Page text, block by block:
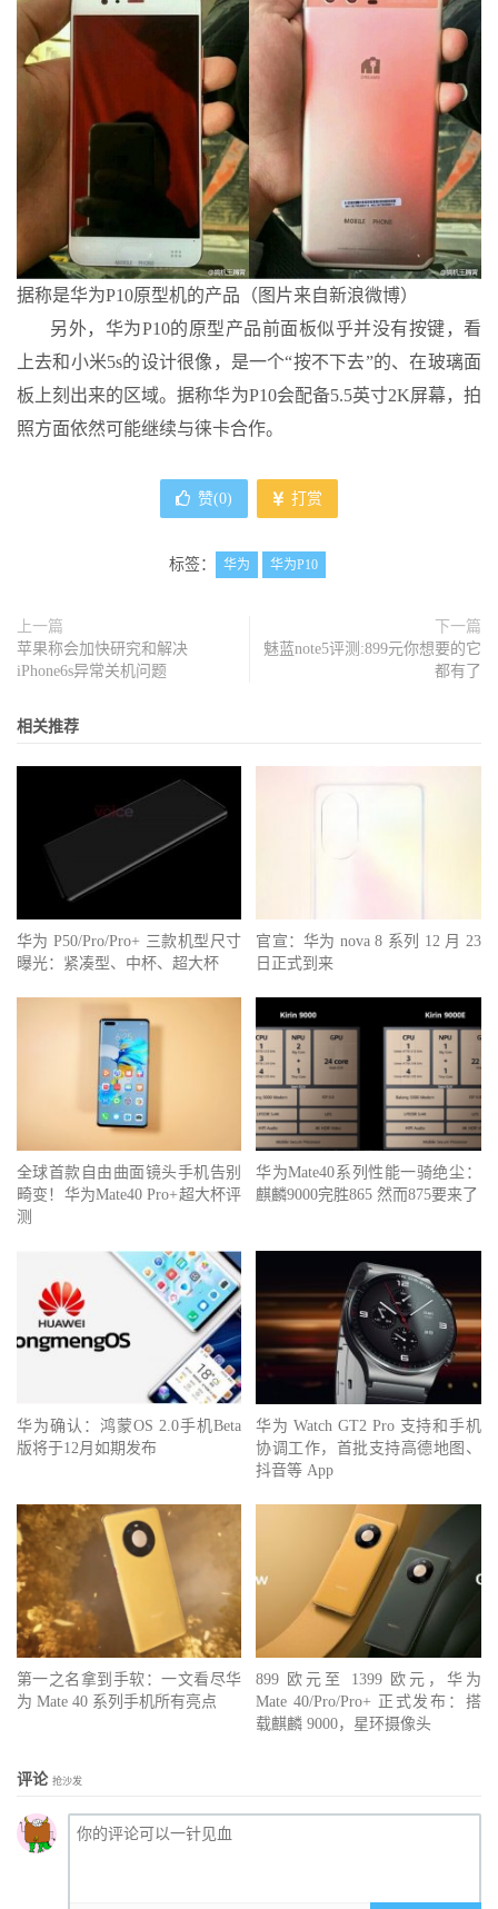
据称是华为P10原型机的产品（图片来自新浪微博）
另外，华为P10的原型产品前面板似乎并没有按键，看
上去和小米5s的设计很像，是一个“按不下去”的、在玻璃面
板上刻出来的区域。据称华为P10会配备5.5英寸2K屏幕，拍
照方面依然可能继续与徕卡合作。
赞(0) 打赏
标签： 华为 华为P10
上一篇
苹果称会加快研究和解决
iPhone6s异常关机问题
下一篇
魅蓝note5评测:899元你想要的它
都有了
相关推荐
华为 P50/Pro/Pro+ 三款机型尺寸
曝光：紧凑型、中杯、超大杯
官宣：华为 nova 8 系列 12 月 23
日正式到来
全球首款自由曲面镜头手机告别
畸变！华为Mate40 Pro+超大杯评
测
华为Mate40系列性能一骑绝尘：
麒麟9000完胜865 然而875要来了
华为确认：鸿蒙OS 2.0手机Beta
版将于12月如期发布
华为 Watch GT2 Pro 支持和手机
协调工作，首批支持高德地图、
抖音等 App
第一之名拿到手软：一文看尽华
为 Mate 40 系列手机所有亮点
899 欧元至 1399 欧元，华为
Mate 40/Pro/Pro+ 正式发布：搭
载麒麟 9000，星环摄像头
评论 抢沙发